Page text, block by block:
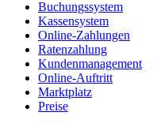
Buchungssystem
Kassensystem
Online-Zahlungen
Ratenzahlung
Kundenmanagement
Online-Auftritt
Marktplatz
Preise